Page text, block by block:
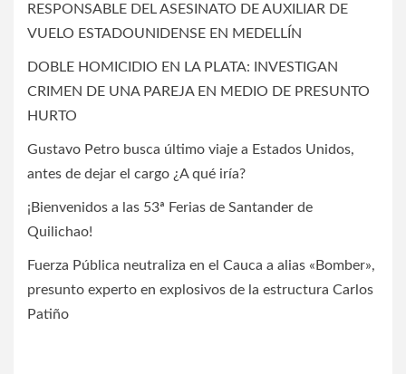
RESPONSABLE DEL ASESINATO DE AUXILIAR DE
VUELO ESTADOUNIDENSE EN MEDELLÍN
DOBLE HOMICIDIO EN LA PLATA: INVESTIGAN
CRIMEN DE UNA PAREJA EN MEDIO DE PRESUNTO
HURTO
Gustavo Petro busca último viaje a Estados Unidos,
antes de dejar el cargo ¿A qué iría?
¡Bienvenidos a las 53ª Ferias de Santander de
Quilichao!
Fuerza Pública neutraliza en el Cauca a alias «Bomber»,
presunto experto en explosivos de la estructura Carlos
Patiño